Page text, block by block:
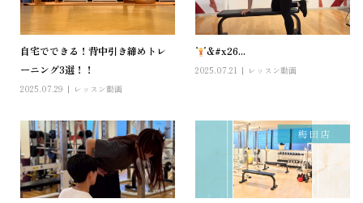
自宅でできる！背中引き締めトレ
ーニング3選！！
2025.07.29 レッスン動画
‍&#x26...
2025.07.21 レッスン動画